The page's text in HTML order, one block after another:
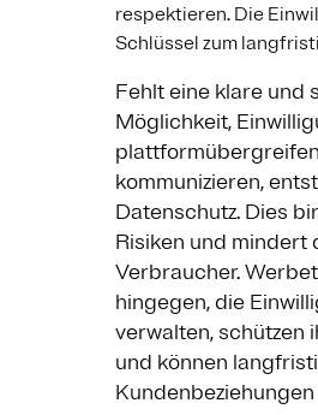
respektieren. Die
Schlüssel zum
Fehlt eine klare und
Möglichkeit,
kommunizieren,
Datenschutz. Dies
Risiken und mindert
Verbraucher.
hingegen, die
verwalten, schützen
und können